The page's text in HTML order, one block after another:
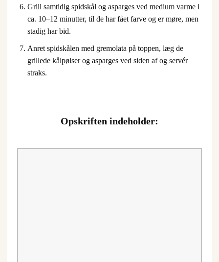
Grill samtidig spidskål og asparges ved medium varme i
ca. 10–12 minutter, til de har fået farve og er møre, men
stadig har bid.
Anret spidskålen med gremolata på toppen, læg de
grillede kålpølser og asparges ved siden af og servér
straks.
Opskriften indeholder: